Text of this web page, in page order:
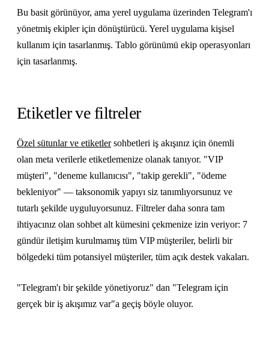
Bu basit görünüyor, ama yerel uygulama üzerinden Telegram'ı
yönetmiş ekipler için dönüştürücü. Yerel uygulama kişisel
kullanım için tasarlanmış. Tablo görünümü ekip operasyonları
için tasarlanmış.
Etiketler ve filtreler
Özel sütunlar ve etiketlersohbetleri iş akışınız için önemli
olan meta verilerle etiketlemenize olanak tanıyor. "VIP
müşteri", "deneme kullanıcısı", "takip gerekli", "ödeme
bekleniyor" — taksonomik yapıyı siz tanımlıyorsunuz ve
tutarlı şekilde uyguluyorsunuz. Filtreler daha sonra tam
ihtiyacınız olan sohbet alt kümesini çekmenize izin veriyor: 7
gündür iletişim kurulmamış tüm VIP müşteriler, belirli bir
bölgedeki tüm potansiyel müşteriler, tüm açık destek vakaları.
"Telegram'ı bir şekilde yönetiyoruz" dan "Telegram için
gerçek bir iş akışımız var"a geçiş böyle oluyor.